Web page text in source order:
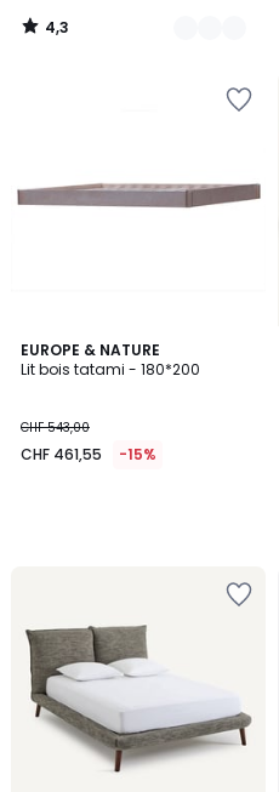
4,3
/
EUROPE & NATURE
Lit bois tatami - 180*200
CHF 543,00
CHF 461,55 -15%